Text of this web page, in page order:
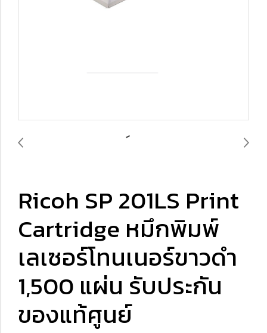
Ricoh SP 201LS Print
Cartridge หมึกพิมพ์
เลเซอร์โทนเนอร์ขาวดำ
1,500 แผ่น รับประกัน
ของแท้ศูนย์